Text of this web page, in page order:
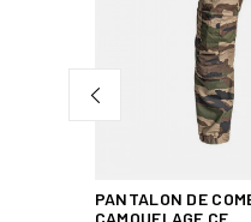
PANTALON DE
CAMOUFLAGE CE